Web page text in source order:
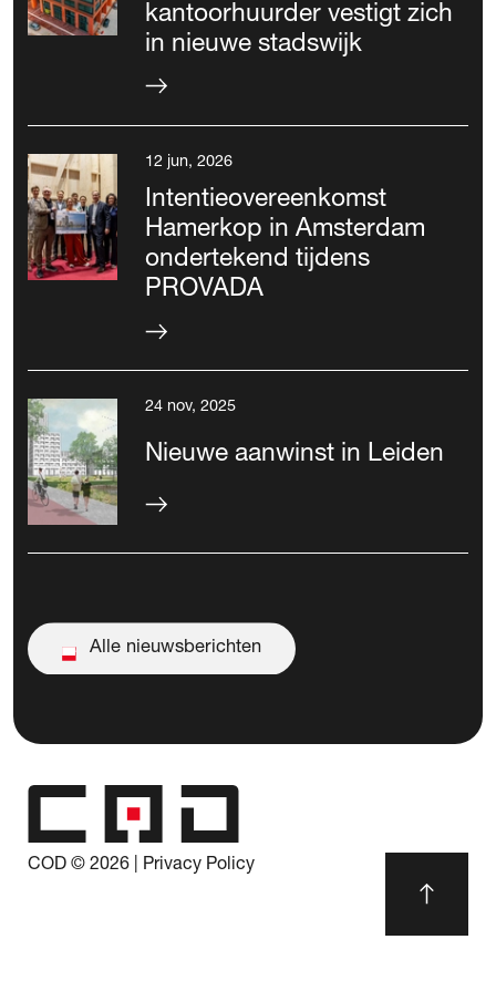
kantoorhuurder vestigt zich
in nieuwe stadswijk
Intentieovereenkomst
Hamerkop in Amsterdam
ondertekend tijdens
PROVADA
12 jun, 2026
Nieuwe aanwinst in Leiden
24 nov, 2025
Alle nieuwsberichten
Alle nieuwsberichten
COD © 2026 Privacy Policy